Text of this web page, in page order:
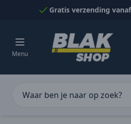
Naar inhoud gaanGratis verzending
Menu